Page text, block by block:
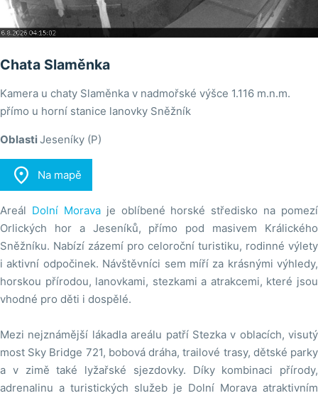
Chata Slaměnka
Kamera u chaty Slaměnka v nadmořské výšce 1.116 m.n.m.
přímo u horní stanice lanovky Sněžník
OblastiJeseníky (P)
 Na mapě
Areál Dolní Moravaje oblíbené horské středisko na pomezí
Orlických hor a Jeseníků, přímo pod masivem Králického
Sněžníku. Nabízí zázemí pro celoroční turistiku, rodinné výlety
i aktivní odpočinek. Návštěvníci sem míří za krásnými výhledy,
horskou přírodou, lanovkami, stezkami a atrakcemi, které jsou
vhodné pro děti i dospělé.
Mezi nejznámější lákadla areálu patří Stezka v oblacích, visutý
most Sky Bridge 721, bobová dráha, trailové trasy, dětské parky
a v zimě také lyžařské sjezdovky. Díky kombinaci přírody,
adrenalinu a turistických služeb je Dolní Morava atraktivním